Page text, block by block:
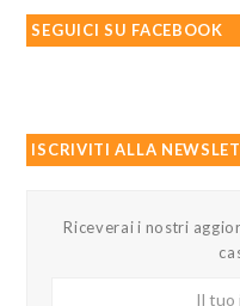
SEGUICI SU FACEBOOK
ISCRIVITI ALLA
Riceverai i nostri